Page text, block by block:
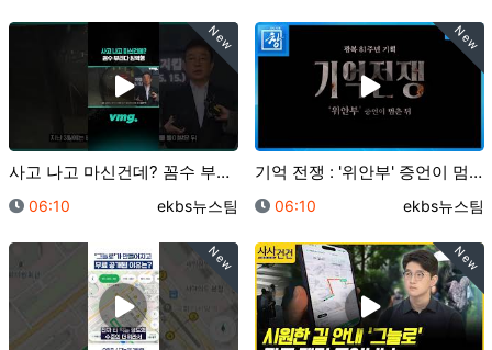
New
사고 나고 마신건데? 꼼수 부리다 징역행 / 비디오머그…
등록일
06:10 등록자
ekbs뉴스팀
New
기억 전쟁 : '위안부' 증언이 멈춘 뒤 [예고] | …
등록일
06:10 등록자
ekbs뉴스팀
New New